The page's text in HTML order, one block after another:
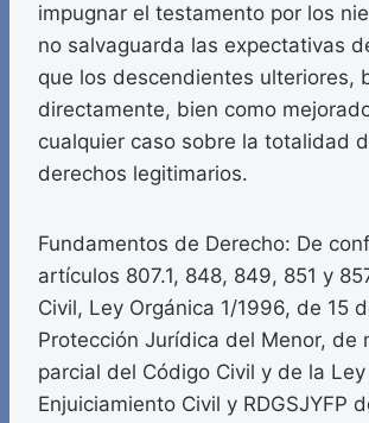
impugnar el testamento por los
no salvaguarda las expectativas
que los descendientes ulteriores,
directamente, bien como
cualquier caso sobre la totalidad
derechos legitimarios.
Fundamentos de Derecho: De
artículos 807.1, 848, 849, 851 y
Civil, Ley Orgánica 1/1996, de 15
Protección Jurídica del Menor, de
parcial del Código Civil y de la
Enjuiciamiento Civil y RDGSJYFP